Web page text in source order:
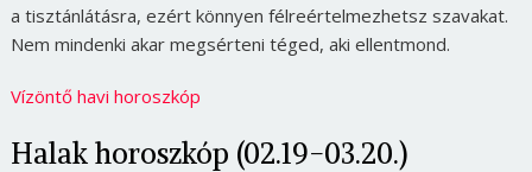
a tisztánlátásra, ezért könnyen félreértelmezhetsz szavakat.
Nem mindenki akar megsérteni téged, aki ellentmond.
Vízöntő havi horoszkóp
Halak horoszkóp (02.19-03.20.)